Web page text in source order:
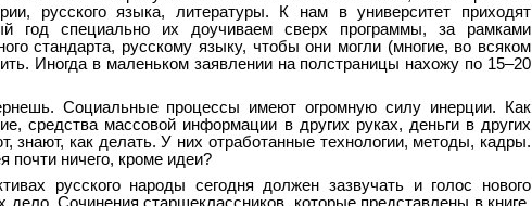
русского языка, литературы. К нам в университет приходят
год специально их доучиваем сверх программы, за рамками
стандарта, русскому языку, чтобы они могли (многие, во всяком
Иногда в маленьком заявлении на полстраницы нахожу по 15–20
Социальные процессы имеют огромную силу инерции. Как
средства массовой информации в других руках, деньги в других
знают, как делать. У них отработанные технологии, методы, кадры.
почти ничего, кроме идеи?
русского народы сегодня должен зазвучать и голос нового